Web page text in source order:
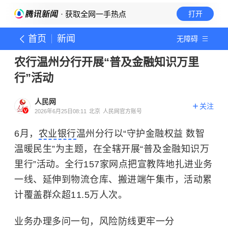
· 获取全网一手热点 打开
首页 新闻 无障碍
农行温州分行开展“普及金融知识万里
行”活动
人民网
2026年6月25日08:11 北京 人民网官方账号
关注
6月， 农业银行温州分行以“守护金融权益 数智
温暖民生”为主题，在全辖开展“普及金融知识万
里行”活动。全行157家网点把宣教阵地扎进业务
一线、延伸到物流仓库、搬进端午集市，活动累
计覆盖群众超11.5万人次。
业务办理多问一句，风险防线更牢一分